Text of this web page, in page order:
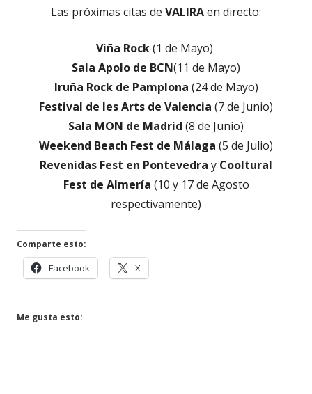
Las próximas citas de VALIRAen directo:
Viña Rock(1 de Mayo)
Sala Apolo de BCN(11 de Mayo)
Iruña Rock de Pamplona (24 de Mayo)
Festival de les Arts de Valencia (7 de Junio)
Sala MON de Madrid (8 de Junio)
Weekend Beach Fest de Málaga (5 de Julio)
Revenidas Fest en Pontevedra y Cooltural
Fest de Almería (10 y 17 de Agosto
respectivamente)
Comparte esto:
Facebook
en
X
en
Me gusta esto: